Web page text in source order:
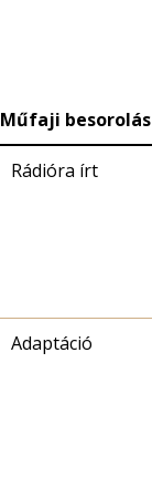
Műfaji besorolás
Rádióra írt
Adaptáció